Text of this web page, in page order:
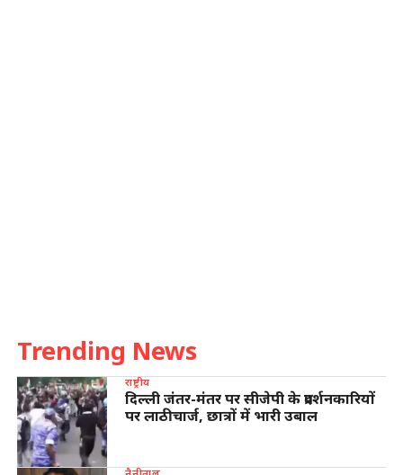
Trending News
राष्ट्रीय
दिल्ली जंतर-मंतर पर सीजेपी के प्रदर्शनकारियों
पर लाठीचार्ज, छात्रों में भारी उबाल